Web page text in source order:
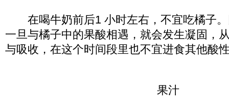
在喝牛奶前后1 小时左右，不宜吃橘子。
一旦与橘子中的果酸相遇，就会发生凝固，
与吸收，在这个时间段里也不宜进食其他酸
果汁